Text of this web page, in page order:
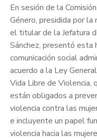
En sesión de la
Género, presidida por la
el titular de la Jefatura
Sánchez, presentó esta
comunicación social
acuerdo a la Ley
Vida Libre de Violencia,
están obligados a
violencia contra las
e incluyente un papel
violencia hacia las